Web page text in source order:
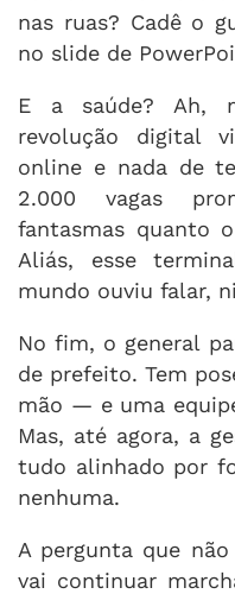
nas ruas? Cadê o
no slide de
E a saúde? Ah,
revolução digital
online e nada de
2.000 vagas
fantasmas quanto
Aliás, esse
mundo ouviu falar,
No fim, o general
de prefeito. Tem
mão — e uma
Mas, até agora, a
tudo alinhado por
nenhuma.
A pergunta que
vai continuar